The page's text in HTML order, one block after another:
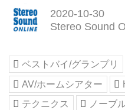
2020-10-30
Stereo Sound
ベストバイ/グランプリ
AV/ホームシアター
テクニクス
ノーブ